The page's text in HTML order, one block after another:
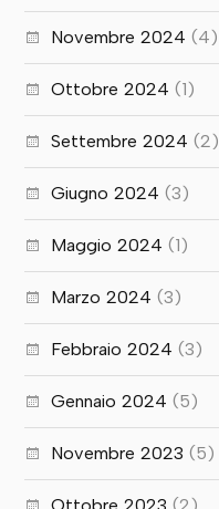
Novembre 2024 (4)
Ottobre 2024 (1)
Settembre 2024 (2)
Giugno 2024 (3)
Maggio 2024 (1)
Marzo 2024 (3)
Febbraio 2024 (3)
Gennaio 2024 (5)
Novembre 2023 (5)